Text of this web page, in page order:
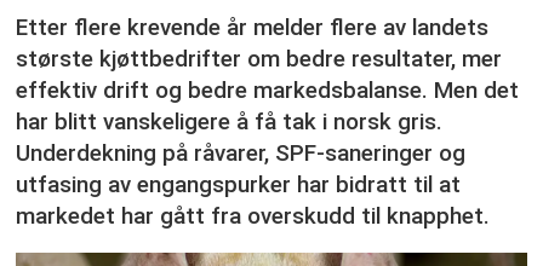
Etter flere krevende år melder flere av landets
største kjøttbedrifter om bedre resultater, mer
effektiv drift og bedre markedsbalanse. Men det
har blitt vanskeligere å få tak i norsk gris.
Underdekning på råvarer, SPF-saneringer og
utfasing av engangspurker har bidratt til at
markedet har gått fra overskudd til knapphet.